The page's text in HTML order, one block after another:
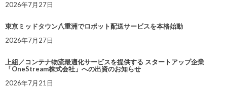
2026年7月27日
東京ミッドタウン八重洲でロボット配送サービスを本格始動
2026年7月27日
上組／コンテナ物流最適化サービスを提供する スタートアップ企業
「OneStream株式会社」への出資のお知らせ
2026年7月21日